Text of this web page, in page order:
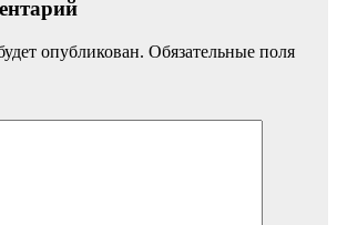
опубликован. Обязательные поля